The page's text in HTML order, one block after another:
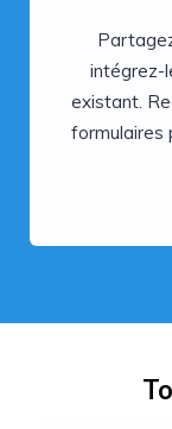
intégrez-
existant.
formulaires